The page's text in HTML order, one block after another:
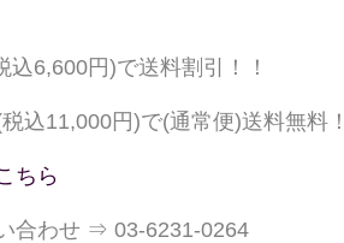
込6,600円)で送料割引！！
込11,000円)で(通常便)送料無料
ちら
合わせ ⇒ 03-6231-0264